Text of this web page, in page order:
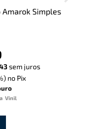
Amarok Simples
sem juros
no Pix
Vinil